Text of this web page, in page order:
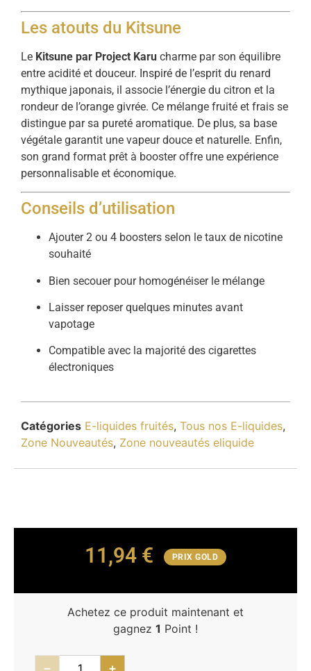
Les atouts du Kitsune
Le Kitsune par Project Karu charme par son équilibre
entre acidité et douceur. Inspiré de l’esprit du renard
mythique japonais, il associe l’énergie du citron et la
rondeur de l’orange givrée. Ce mélange fruité et frais se
distingue par sa pureté aromatique. De plus, sa base
végétale garantit une vapeur douce et naturelle. Enfin,
son grand format prêt à booster offre une expérience
personnalisable et économique.
Conseils d’utilisation
Ajouter 2 ou 4 boosters selon le taux de nicotine
souhaité
Bien secouer pour homogénéiser le mélange
Laisser reposer quelques minutes avant
vapotage
Compatible avec la majorité des cigarettes
électroniques
Catégories E-liquides fruités, Tous nos E-liquides,
Zone Nouveautés, Zone nouveautés eliquide
11,94 € PRIX GOLD
Achetez ce produit maintenant et
gagnez 1 Point !
− +